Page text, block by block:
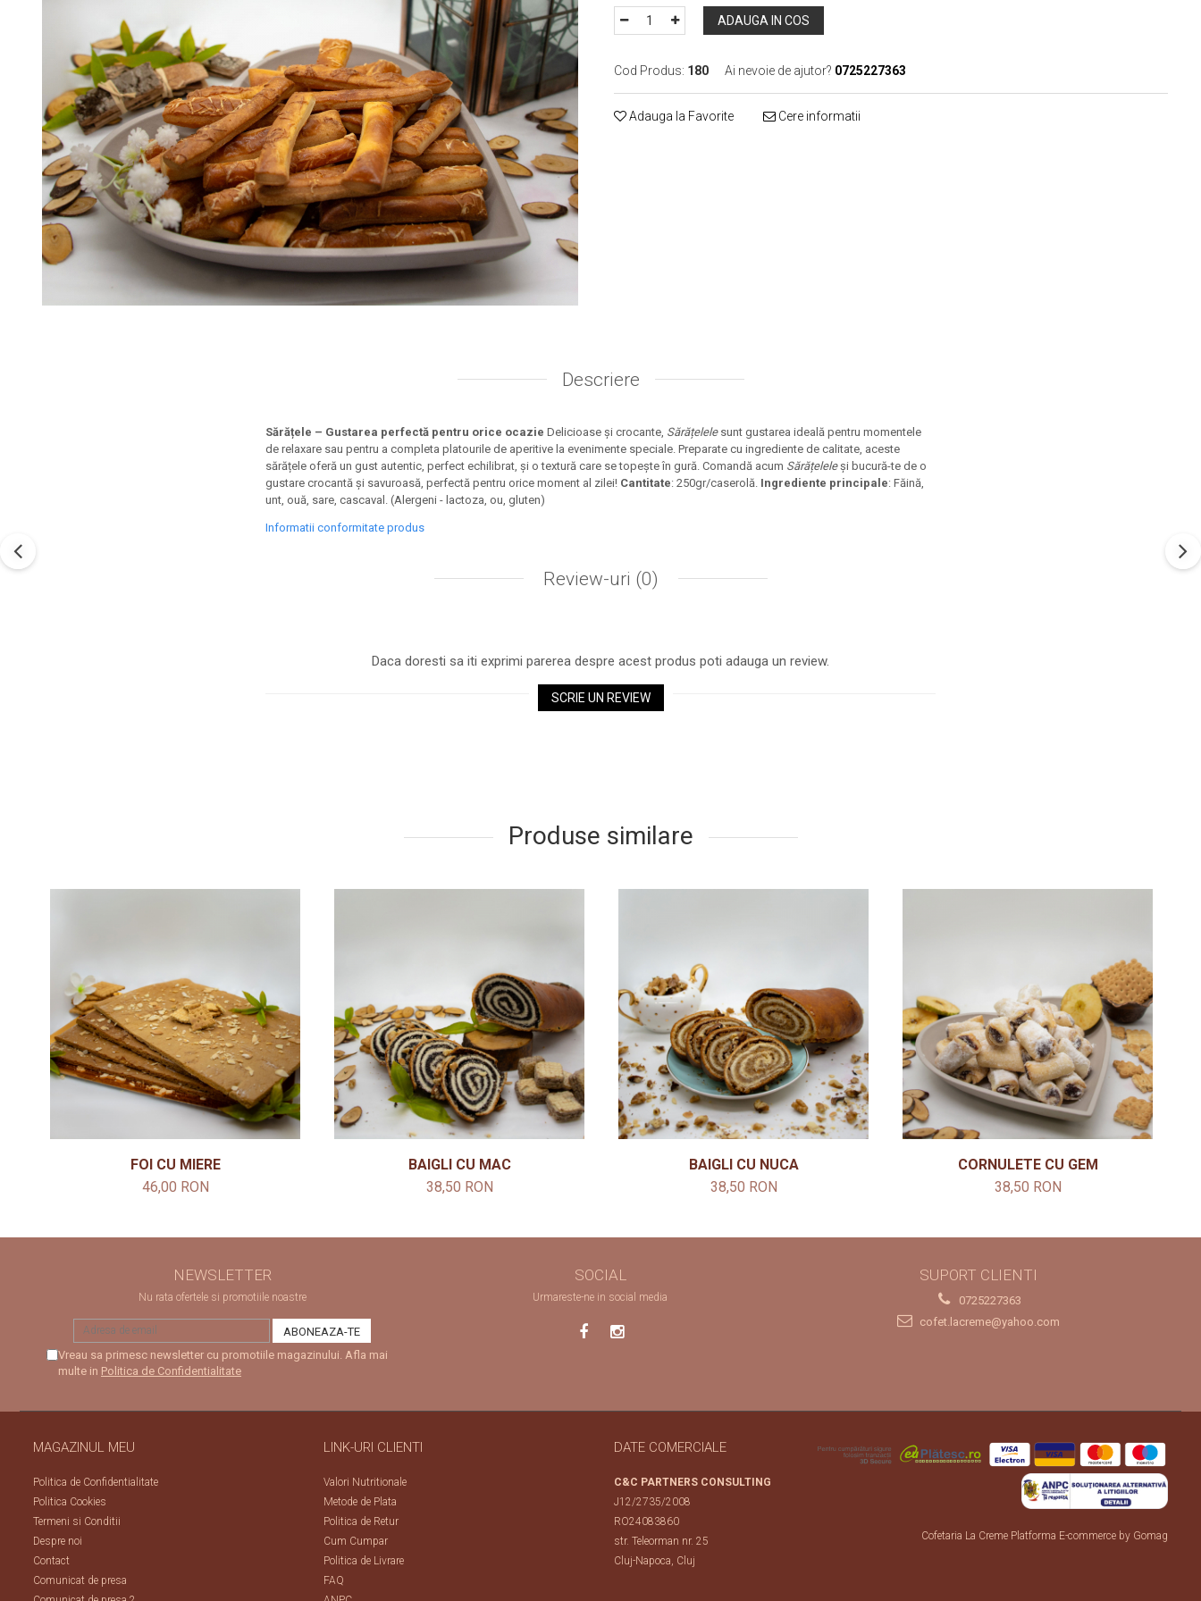
ADAUGA IN COS
Cod Produs: 180 Ai nevoie de ajutor? 0725227363
Adauga la Favorite Cere informatii
Descriere
Sărățele – Gustarea perfectă pentru orice ocazie Delicioase și crocante, Sărățelelesunt gustarea ideală pentru momentele
de relaxare sau pentru a completa platourile de aperitive la evenimente speciale. Preparate cu ingrediente de calitate, aceste
sărățele oferă un gust autentic, perfect echilibrat, și o textură care se topește în gură. Comandă acum Sărățeleleși bucură-te de o
gustare crocantă și savuroasă, perfectă pentru orice moment al zilei! Cantitate: 250gr/caserolă. Ingrediente principale: Făină,
unt, ouă, sare, cascaval. (Alergeni - lactoza, ou, gluten)
Informatii conformitate produs
Review-uri (0)
Daca doresti sa iti exprimi parerea despre acest produs poti adauga un review.
SCRIE UN REVIEW
Produse similare
FOI CU MIERE
46,00 RON
BAIGLI CU MAC
38,50 RON
BAIGLI CU NUCA
38,50 RON
CORNULETE CU GEM
38,50 RON
NEWSLETTER
Nu rata ofertele si promotiile noastre
Vreau sa primesc newsletter cu promotiile magazinului. Afla mai
multe in Politica de Confidentialitate
SOCIAL
Urmareste-ne in social media
SUPORT CLIENTI
0725227363
cofet.lacreme@yahoo.com
MAGAZINUL MEU
Politica de Confidentialitate
Politica Cookies
Termeni si Conditii
Despre noi
Contact
Comunicat de presa
LINK-URI CLIENTI
Valori Nutritionale
Metode de Plata
Politica de Retur
Cum Cumpar
Politica de Livrare
FAQ
DATE COMERCIALE
C&C PARTNERS CONSULTING
J12/2735/2008
RO24083860
str. Teleorman nr. 25
Cluj-Napoca, Cluj
Cofetaria La Creme Platforma E-commerce by Gomag